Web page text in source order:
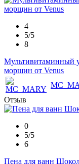
4
5/5
8
Мультивитаминный
морщин от Venus
Отзыв
0
5/5
6
Пена для ванн